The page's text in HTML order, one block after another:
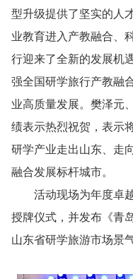
型升级提供了坚实的人
业教育进入产教融合、
行迎来了全新的发展机
强全国研学旅行产教融
业高质量发展。樊泽元
绩表示热烈祝贺，表示
研学产业走出山东、走
融合发展标杆城市。
活动现场为年度卓
授牌仪式，并发布《青
山东省研学旅游市场景